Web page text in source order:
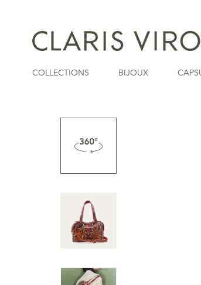
COLLECTIONS BIJOUX